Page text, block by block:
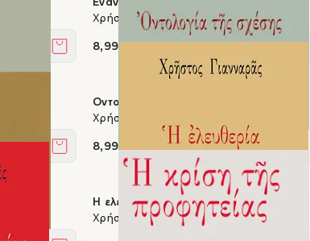
Στο καλάθι
Ενάντια στη θρησκεία
Χρήστος Γιανναράς
8,99 €
Στο καλάθι
Οντολογία της σχέσης
Χρήστος Γιανναράς
8,99 €
Η ελευθερία του ήθους
Χρήστος Γιανναράς